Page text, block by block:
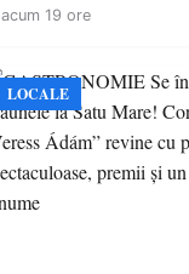
acum 19 ore
LOCALE